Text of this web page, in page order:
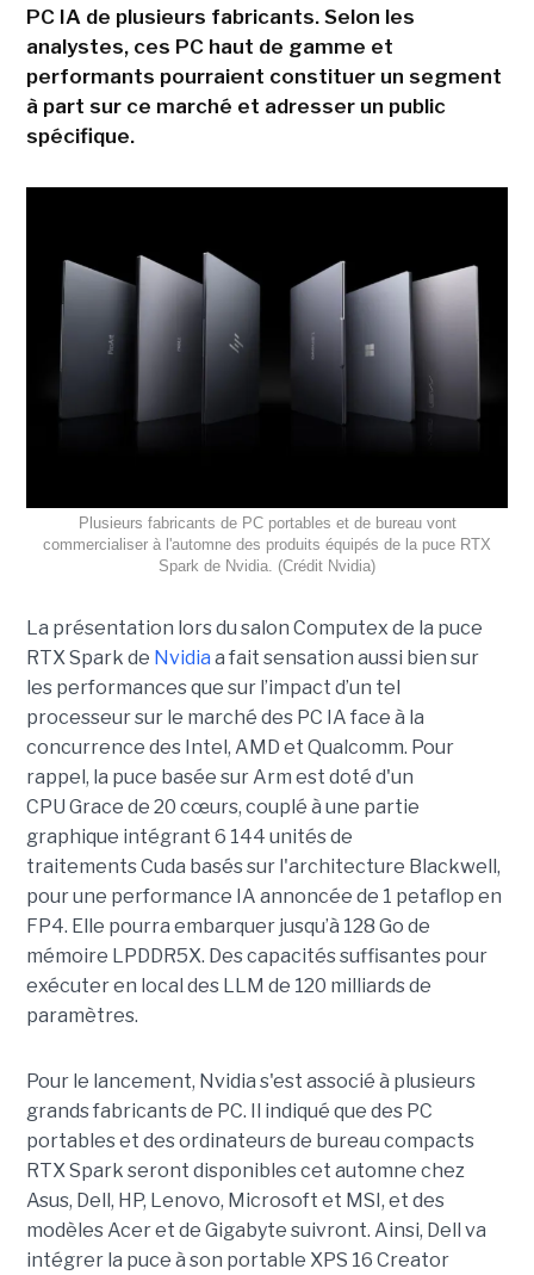
PC IA de plusieurs fabricants. Selon les
analystes, ces PC haut de gamme et
performants pourraient constituer un segment
à part sur ce marché et adresser un public
spécifique.
Plusieurs fabricants de PC portables et de bureau vont
commercialiser à l'automne des produits équipés de la puce RTX
Spark de Nvidia. (Crédit Nvidia)
La présentation lors du salon Computex de la puce
RTX Spark de Nvidia a fait sensation aussi bien sur
les performances que sur l’impact d’un tel
processeur sur le marché des PC IA face à la
concurrence des Intel, AMD et Qualcomm. Pour
rappel, la puce basée sur Arm est doté d'un
CPU Grace de 20 cœurs, couplé à une partie
graphique intégrant 6 144 unités de
traitements Cuda basés sur l'architecture Blackwell,
pour une performance IA annoncée de 1 petaflop en
FP4. Elle pourra embarquer jusqu’à 128 Go de
mémoire LPDDR5X. Des capacités suffisantes pour
exécuter en local des LLM de 120 milliards de
paramètres.
Pour le lancement, Nvidia s'est associé à plusieurs
grands fabricants de PC. Il indiqué que des PC
portables et des ordinateurs de bureau compacts
RTX Spark seront disponibles cet automne chez
Asus, Dell, HP, Lenovo, Microsoft et MSI, et des
modèles Acer et de Gigabyte suivront. Ainsi, Dell va
intégrer la puce à son portable XPS 16 Creator